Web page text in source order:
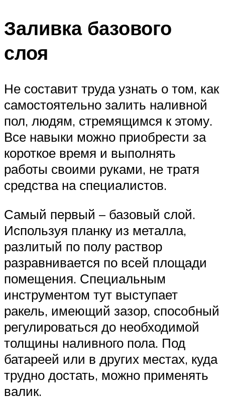
Заливка базового
слоя
Не составит труда узнать о том, как
самостоятельно залить наливной
пол, людям, стремящимся к этому.
Все навыки можно приобрести за
короткое время и выполнять
работы своими руками, не тратя
средства на специалистов.
Самый первый – базовый слой.
Используя планку из металла,
разлитый по полу раствор
разравнивается по всей площади
помещения. Специальным
инструментом тут выступает
ракель, имеющий зазор, способный
регулироваться до необходимой
толщины наливного пола. Под
батареей или в других местах, куда
трудно достать, можно применять
валик.